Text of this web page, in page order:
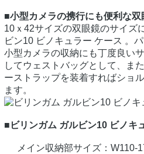
■小型カメラの携行にも便利な双
10ｘ42サイズの双眼鏡のサイズ
ビン10 ビノキュラー ケース 。
小型カメラの収納にも丁度良い
してウェストバッグとして、ま
ーストラップを装着すればショ
ます。
■ビリンガム ガルビン10 ビノキ
メイン収納部サイズ：W110-